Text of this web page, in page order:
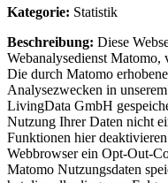
Kategorie: Statistik
Beschreibung: Diese
Webanalysedienst
Die durch Matomo
Analysezwecken in
LivingData GmbH
Nutzung Ihrer Daten nicht
Funktionen hier
Webbrowser ein Opt-Out-
Matomo Nutzungsdaten